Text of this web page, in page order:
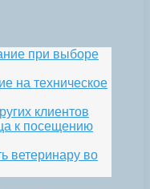
при выборе
на техническое
клиентов
к посещению
ветеринару во